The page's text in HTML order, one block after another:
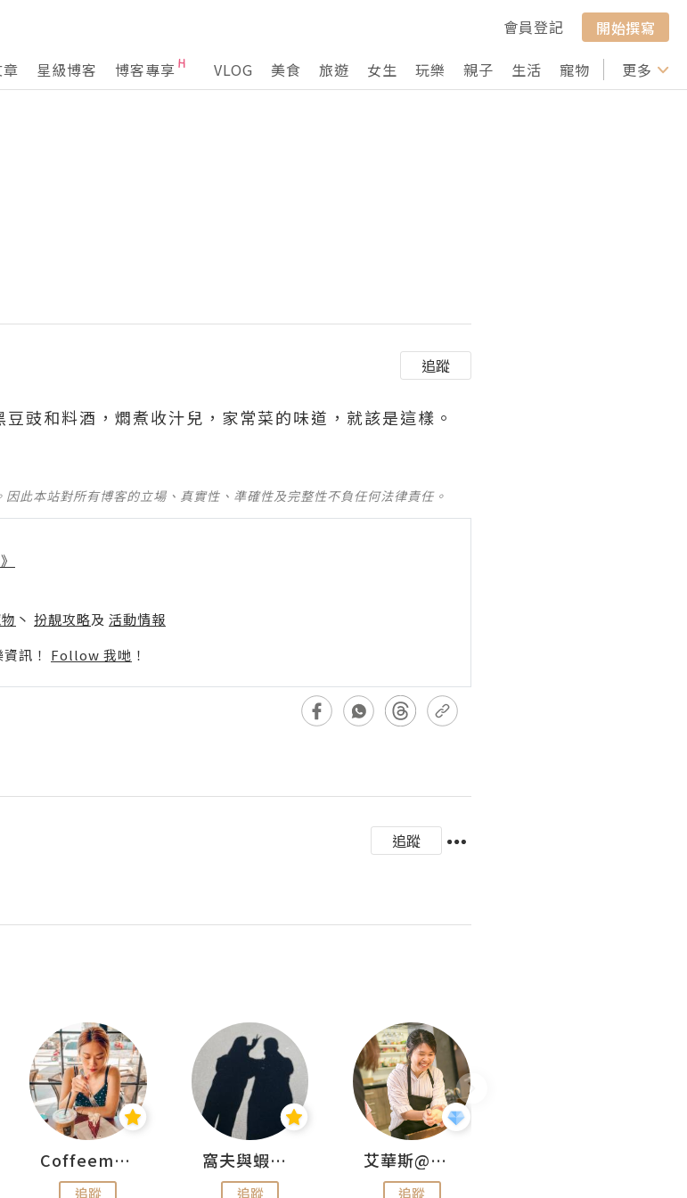
會員登記
開始撰寫
星級博客 博客專享 VLOG 美食 旅遊 女生 玩樂 親子 生活 寵物 行山 打卡
更多
追蹤
豉和料酒，燜煮收汁兒，家常菜的味道，就該是這樣。
此本站對所有博客的立場、真實性、準確性及完整性不負任何法律責任。
丶 扮靚攻略及 活動情報
訊！ Follow 我哋 ！
追蹤
Coffeemeetjojo
追蹤
窩夫與蝦子餅
追蹤
艾華斯@鄭大小姐工房
追蹤